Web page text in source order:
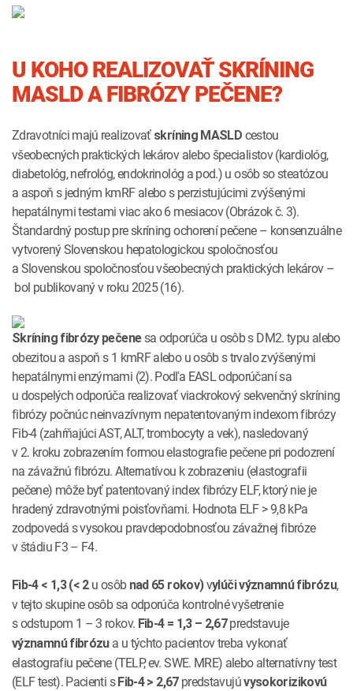
U KOHO REALIZOVAŤ SKRÍNING
MASLD A FIBRÓZY PEČENE?
Zdravotníci majú realizovať skríning MASLD cestou
všeobecných praktických lekárov alebo špecialistov (kardiológ,
diabetológ, nefrológ, endokrinológ a pod.) u osôb so steatózou
a aspoň s jedným kmRF alebo s perzistujúcimi zvýšenými
hepatálnymi testami viac ako 6 mesiacov (Obrázok č. 3).
Štandardný postup pre skríning ochorení pečene – konsenzuálne
vytvorený Slovenskou hepatologickou spoločnosťou
a Slovenskou spoločnosťou všeobecných praktických lekárov –
bol publikovaný v roku 2025 (16).
Skríning fibrózy pečenesa odporúča u osôb s DM2. typu alebo
obezitou a aspoň s 1 kmRF alebo u osôb s trvalo zvýšenými
hepatálnymi enzýmami (2). Podľa EASL odporúčaní sa
u dospelých odporúča realizovať viackrokový sekvenčný skríning
fibrózy počnúc neinvazívnym nepatentovaným indexom fibrózy
Fib-4 (zahŕňajúci AST, ALT, trombocyty a vek), nasledovaný
v 2. kroku zobrazením formou elastografie pečene pri podozrení
na závažnú fibrózu. Alternatívou k zobrazeniu (elastografii
pečene) môže byť patentovaný index fibrózy ELF, ktorý nie je
hradený zdravotnými poisťovňami. Hodnota ELF > 9,8 kPa
zodpovedá s vysokou pravdepodobnosťou závažnej fibróze
v štádiu F3 – F4.
Fib-4 < 1,3 (< 2 u osôbnad 65 rokov)vylúči významnú fibrózu,
v tejto skupine osôb sa odporúča kontrolné vyšetrenie
s odstupom 1 – 3 rokov. Fib-4 = 1,3 – 2,67predstavuje
významnú fibrózua u týchto pacientov treba vykonať
elastografiu pečene (TELP, ev. SWE. MRE) alebo alternatívny test
(ELF test). Pacienti sFib-4 > 2,67predstavujúvysokorizikovú